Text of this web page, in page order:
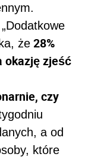
że 28%
okazję zjeść
czy
a od
które